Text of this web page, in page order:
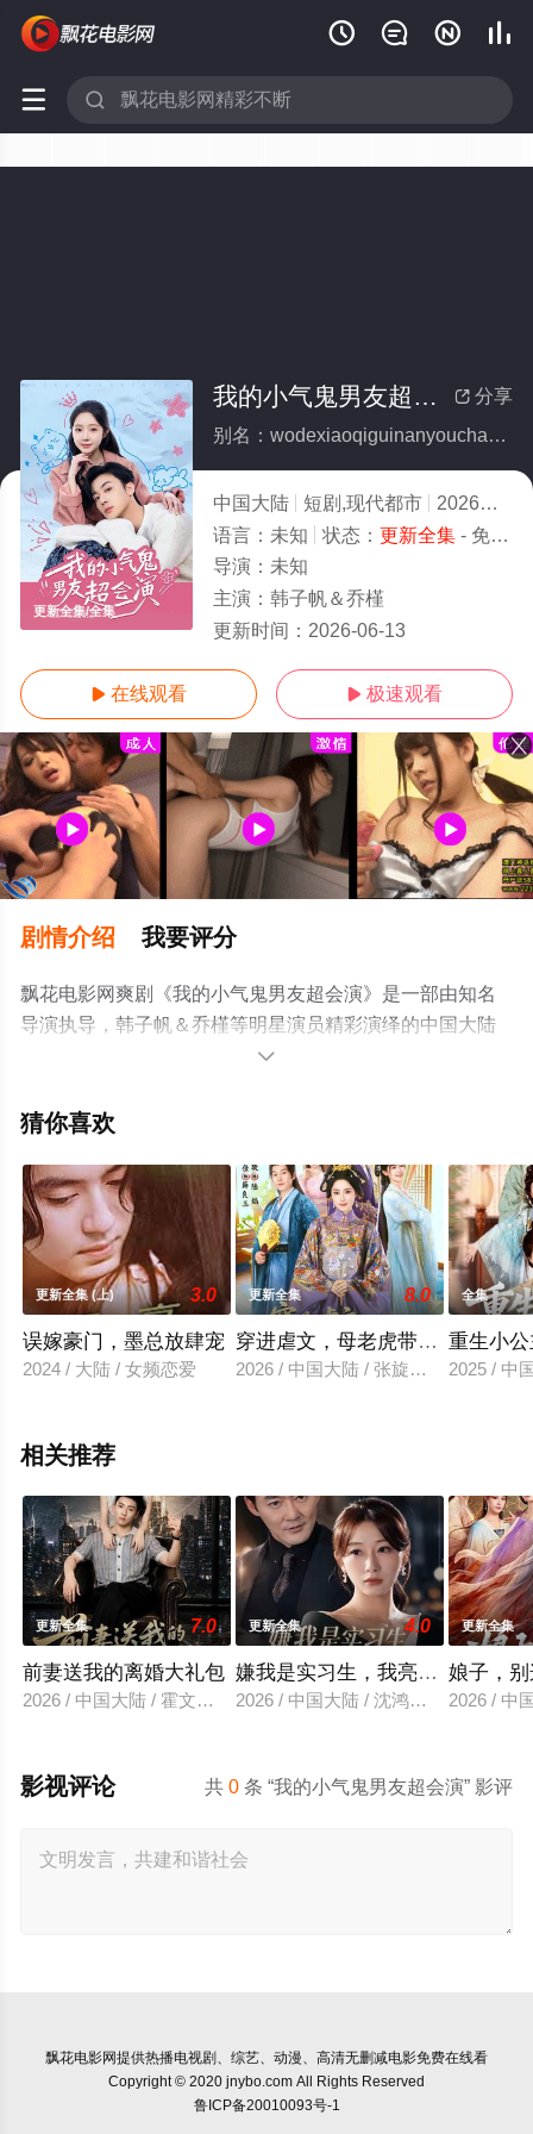
   
 
更新全集/全集
 分享
我的小气鬼男友超会演(全集)
别名：wodexiaoqiguinanyouchaohuiyan
中国大陆 短剧,现代都市 2026
7.0
语言： 未知 状态： 更新全集- 免费在线播放
导演： 未知
主演： 韩子帆＆乔槿
更新时间： 2026-06-13
 在线观看  极速观看
剧情介绍 我要评分
飘花电影网爽剧《我的小气鬼男友超会演》是一部由知名
导演执导，韩子帆＆乔槿等明星演员精彩演绎的中国大陆
电视剧，大结局剧情已揭晓（更新全集），手机免费观看
息可移步至豆瓣电视剧、电视猫或剧情网等平台了解。

猜你喜欢
更新全集 (上) 3.0
误嫁豪门，墨总放肆宠
2024 / 大陆 / 女频恋爱
更新全集 8.0
穿进虐文，母老虎带飞儿媳
2026 / 中国大陆 / 张旋＆宋彧佳
全集
重生小
2025 / 中
相关推荐
更新全集 7.0
前妻送我的离婚大礼包
2026 / 中国大陆 / 霍文琦＆雷小米
更新全集 4.0
嫌我是实习生，我亮出老板身份
2026 / 中国大陆 / 沈鸿运＆刘亚倩
更新全集
娘子，
2026 / 中
共0 条 “我的小气鬼男友超会演” 影评
影视评论
飘花电影网提供热播电视剧、综艺、动漫、高清无删减电影免费在线看
Copyright © 2020 jnybo.com All Rights Reserved
鲁ICP备20010093号-1